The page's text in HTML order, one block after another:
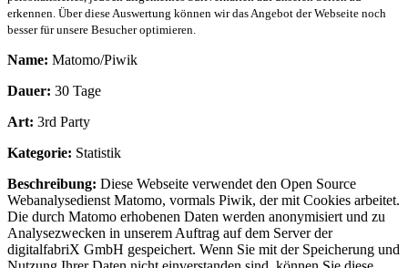
erkennen. Über diese Auswertung können wir das Angebot der Webseite noch
besser für unsere Besucher optimieren.
Name: Matomo/Piwik
Dauer: 30 Tage
Art: 3rd Party
Kategorie: Statistik
Beschreibung: Diese Webseite verwendet den Open Source
Webanalysedienst Matomo, vormals Piwik, der mit Cookies arbeitet.
Die durch Matomo erhobenen Daten werden anonymisiert und zu
Analysezwecken in unserem Auftrag auf dem Server der
digitalfabriX GmbH gespeichert. Wenn Sie mit der Speicherung und